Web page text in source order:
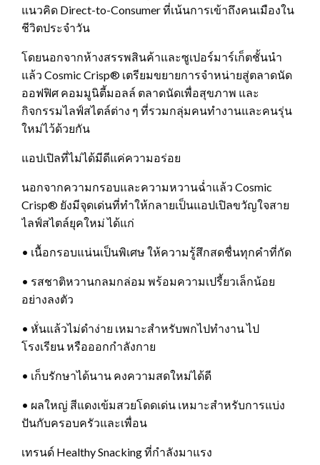
แนวคิด Direct-to-Consumer ที่เน้นการเข้าถึงคนเมืองใน
ชีวิตประจำวัน
โดยนอกจากห้างสรรพสินค้าและซูเปอร์มาร์เก็ตชั้นนำ
แล้ว Cosmic Crisp® เตรียมขยายการจำหน่ายสู่ตลาดนัด
ออฟฟิศ คอมมูนิตี้มอลล์ ตลาดนัดเพื่อสุขภาพ และ
กิจกรรมไลฟ์สไตล์ต่าง ๆ ที่รวมกลุ่มคนทำงานและคนรุ่น
ใหม่ไว้ด้วยกัน
แอปเปิลที่ไม่ได้มีดีแค่ความอร่อย
นอกจากความกรอบและความหวานฉ่ำแล้ว Cosmic
Crisp® ยังมีจุดเด่นที่ทำให้กลายเป็นแอปเปิลขวัญใจสาย
ไลฟ์สไตล์ยุคใหม่ ได้แก่
• เนื้อกรอบแน่นเป็นพิเศษ ให้ความรู้สึกสดชื่นทุกคำที่กัด
• รสชาติหวานกลมกล่อม พร้อมความเปรี้ยวเล็กน้อย
อย่างลงตัว
• หั่นแล้วไม่ดำง่าย เหมาะสำหรับพกไปทำงาน ไป
โรงเรียน หรือออกกำลังกาย
• เก็บรักษาได้นาน คงความสดใหม่ได้ดี
• ผลใหญ่ สีแดงเข้มสวยโดดเด่น เหมาะสำหรับการแบ่ง
ปันกับครอบครัวและเพื่อน
เทรนด์ Healthy Snacking ที่กำลังมาแรง